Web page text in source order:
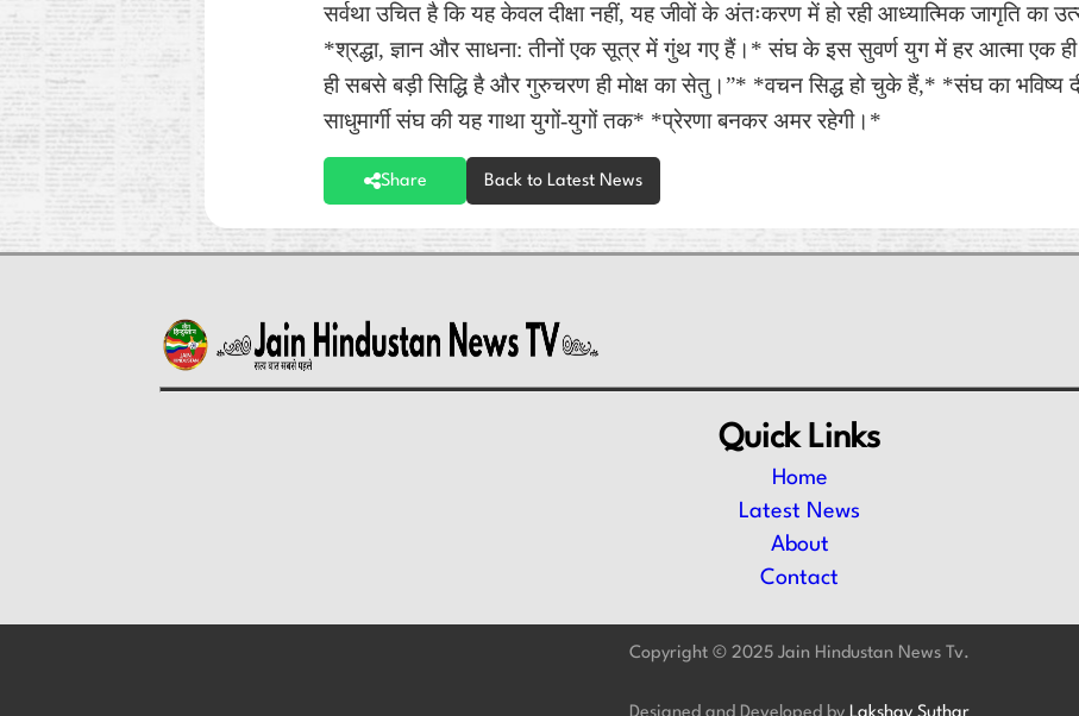
सर्वथा उचित है कि यह केवल दीक्षा नहीं, यह जीवों के अंतःकरण में हो रही आध्यात्मिक जागृति का
*श्रद्धा, ज्ञान और साधना: तीनों एक सूत्र में गुंथ गए हैं।* संघ के इस सुवर्ण युग में हर आत्मा एक
ही सबसे बड़ी सिद्धि है और गुरुचरण ही मोक्ष का सेतु।”* *वचन सिद्ध हो चुके हैं,* *संघ का भविष्य
साधुमार्गी संघ की यह गाथा युगों-युगों तक* *प्रेरणा बनकर अमर रहेगी।*
Share Back to Latest News
Quick Links
Home
Latest News
About
Contact
Copyright © 2025 Jain Hindustan News Tv.